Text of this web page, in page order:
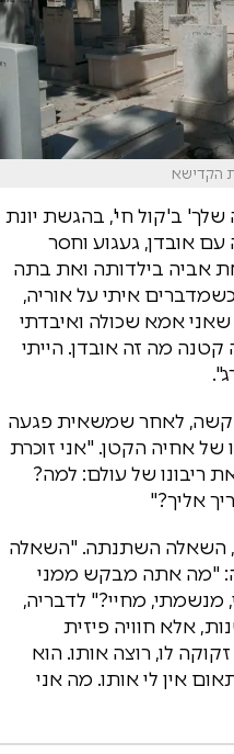
הקדישא
ב'קול חי', בהגשת יונת
אובדן, געגוע וחסר
אביה בילדותה ואת בתה
איתי על אוריה,
אמא שכולה ואיבדתי
מה זה אובדן. הייתי
קשה, לאחר שמשאית פגעה
של אחיה הקטן. "אני זוכרת
ריבונו של עולם: למה?
אליך?"
השאלה השתנתה. "השאלה
"מה אתה מבקש ממני
מחיי?" לדבריה,
אלא חוויה פיזית
לו, רוצה אותו. הוא
אין לי אותו. מה אני